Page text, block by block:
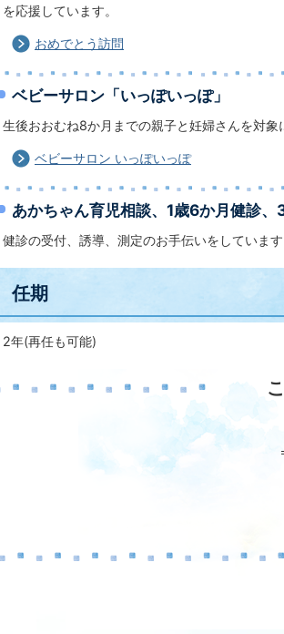
を応援しています。
おめでとう訪問
ベビーサロン「いっぽいっぽ」
生後おおむね8か月までの親子と妊婦さんを対
ベビーサロン いっぽいっぽ
あかちゃん育児相談、1歳6か月健診
健診の受付、誘導、測定のお手伝いをしています
任期
2年(再任も可能)